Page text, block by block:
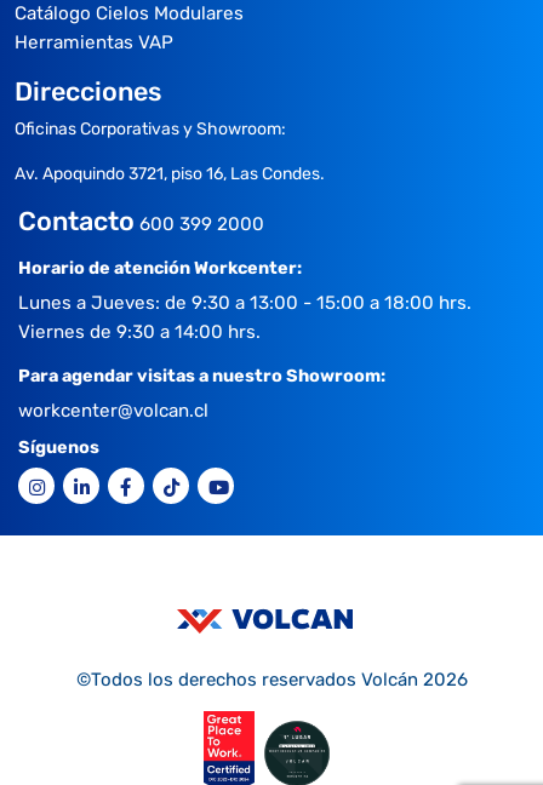
Catálogo Cielos Modulares
Herramientas VAP
Direcciones
Oficinas Corporativas y Showroom:
Av. Apoquindo 3721, piso 16, Las Condes.
Contacto 600 399 2000
Horario de atención Workcenter:
Lunes a Jueves: de 9:30 a 13:00 - 15:00 a 18:00 hrs.
Viernes de 9:30 a 14:00 hrs.
Para agendar visitas a nuestro Showroom:
workcenter@volcan.cl
Síguenos
©Todos los derechos reservados Volcán 2026